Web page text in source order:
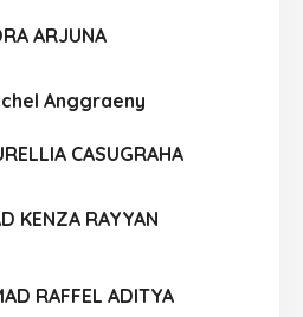
ARJUNA
Anggraeny
CASUGRAHA
KENZA RAYYAN
RAFFEL ADITYA